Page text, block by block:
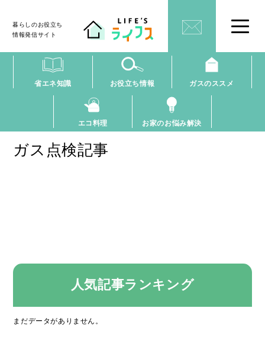
暮らしのお役立ち
情報発信サイト
省エネ知識 お役立ち情報 ガスのススメ
エコ料理 お家のお悩み解決
ガス点検記事
人気記事ランキング
まだデータがありません。